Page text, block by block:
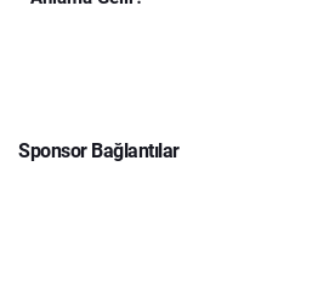
Sponsor Bağlantılar